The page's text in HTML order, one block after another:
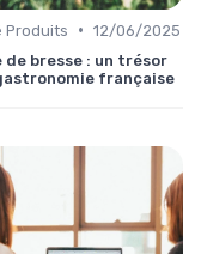
Produits • 12/06/2025
de bresse : un trésor
française